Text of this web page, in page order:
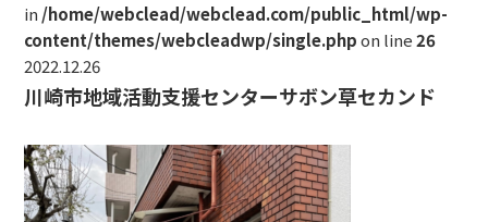
in /home/webclead/webclead.com/public_html/wp-
content/themes/webcleadwp/single.phpon line26
2022.12.26
川崎市地域活動支援センターサボン草セカンド